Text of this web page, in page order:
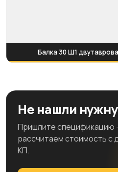
Балка 30 Ш1
Не нашли
Пришлите спецификацию
рассчитаем стоимость с
КП.